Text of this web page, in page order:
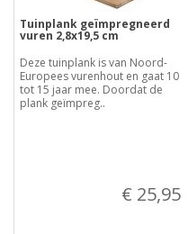
Tuinplank geïmpregneerd
vuren 2,8x19,5 cm
Deze tuinplank is van Noord-
Europees vurenhout en gaat 10
tot 15 jaar mee. Doordat de
plank geïmpreg..
€ 25,95